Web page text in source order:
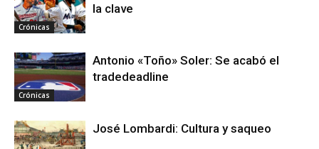
Crónicas
la clave
Crónicas
Antonio «Toño» Soler: Se acabó el
tradedeadline
José Lombardi: Cultura y saqueo